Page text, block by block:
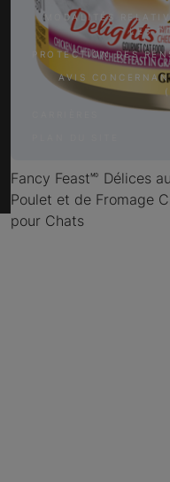
Fancy Feast🅫 Délices
Poulet et de Fromage
pour Chats
MODALITÉS
LES
PROTECTION DES
AVIS